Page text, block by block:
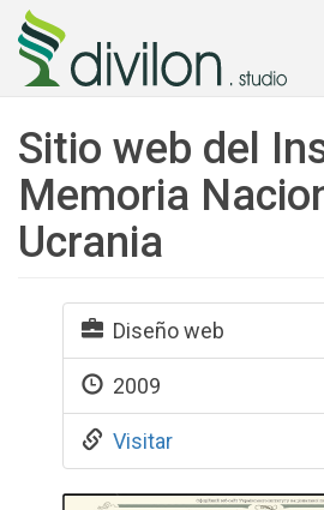
Sitio web del
Memoria
Ucrania
Diseño web
2009
Visitar